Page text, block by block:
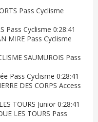
Pass Cyclisme
Pass Cyclisme 0:28:41
MIRE Pass Cyclisme
SAUMUROIS Pass
Pass Cyclisme 0:28:41
DES CORPS Access
TOURS Junior 0:28:41
LES TOURS Pass